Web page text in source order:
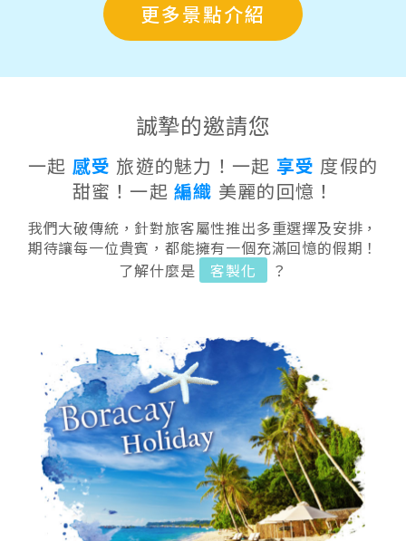
更多景點介紹
誠摯的邀請您
一起 感受 旅遊的魅力！一起 享受 度假的
甜蜜！一起 編織 美麗的回憶！
我們大破傳統，針對旅客屬性推出多重選擇及安排，
期待讓每一位貴賓，都能擁有一個充滿回憶的假期！
了解什麼是
客製化 ？